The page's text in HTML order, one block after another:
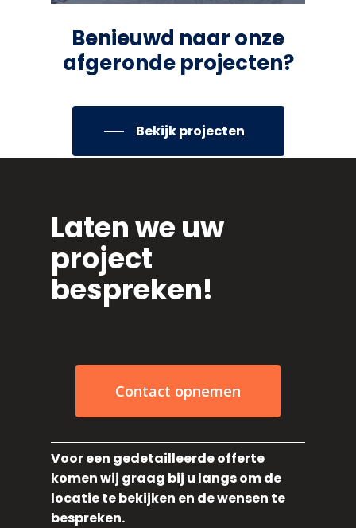
Benieuwd naaronze
afgeronde projecten?
Bekijk projecten
Laten we uw
project
bespreken!
Contact opnemen
Voor een gedetailleerde offerte
komen wij graag bij u langs om de
locatie te bekijken en de wensen te
bespreken.